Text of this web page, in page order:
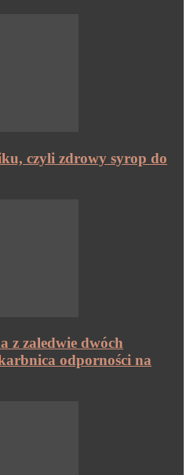
czyli zdrowy syrop do
z zaledwie dwóch
odporności na